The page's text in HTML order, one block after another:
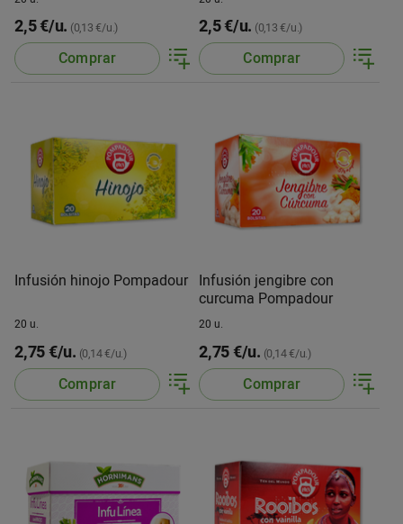
2,5 €/u. (0,13 €/u.)
Comprar
2,5 €/u. (0,13 €/u.)
Comprar
Infusión hinojo Pompadour
20 u.
2,75 €/u. (0,14 €/u.)
Comprar
Infusión jengibre con
curcuma Pompadour
20 u.
2,75 €/u. (0,14 €/u.)
Comprar